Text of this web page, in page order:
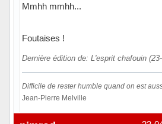
Mmhh mmhh...
Foutaises !
Dernière édition de: L'esprit chafouin
Difficile de rester humble quand on est
Jean-Pierre Melville
Hors ligne